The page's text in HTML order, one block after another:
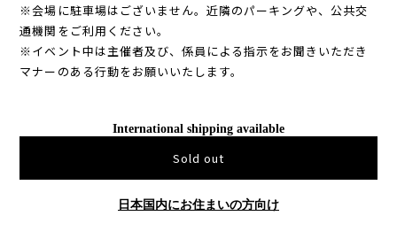
※会場に駐車場はございません。近隣のパーキングや、公共交
通機関をご利用ください。
※イベント中は主催者及び、係員による指示をお聞きいただき
マナーのある行動をお願いいたします。
International shipping available
Sold out
日本国内にお住まいの方向け